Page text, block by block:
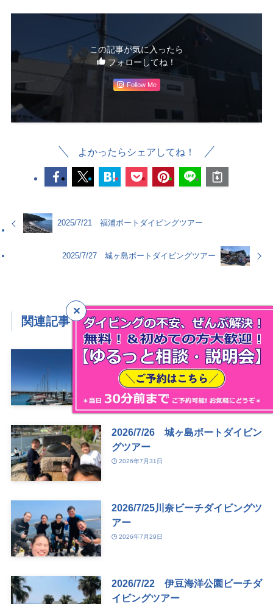
この記事が気に入ったら
フォローしてね！
Follow Me
よかったらシェアしてね！
2025/7/21 福浦ボートダイビングツアー
2025/7/27 城ヶ島ボートダイビングツアー
関連記事
2026/7/8~12 沖縄・伊江島改め
沖縄本島ダイビングツアー
2026年8月1日
2026/7/26 城ヶ島ボートダイビン
グツアー
2026年7月31日
2026/7/25川奈ビーチダイビングツ
アー
2026年7月29日
2026/7/22 伊豆海洋公園ビーチダ
イビングツアー